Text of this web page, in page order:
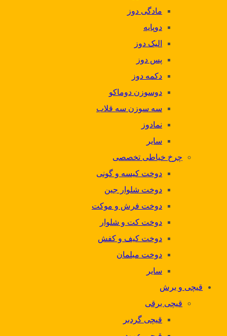
مادگی دوز
دوپایه
الیک دوز
پس دوز
دکمه دوز
دوسوزن دوماکو
سه سوزن سه قلاب
نمادوز
سایر
چرخ خیاطی تخصصی
دوخت کیسه و گونی
دوخت شلوار جین
دوخت فرش و موکت
دوخت کت و شلوار
دوخت کیف و کفش
دوخت مبلمان
سایر
قیچی و برش
قیچی برقی
قیچی گردبر